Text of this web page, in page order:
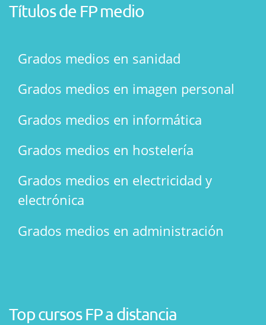
Títulos de FP medio
Grados medios en sanidad
Grados medios en imagen personal
Grados medios en informática
Grados medios en hostelería
Grados medios en electricidad y
electrónica
Grados medios en administración
Top cursos FP a distancia